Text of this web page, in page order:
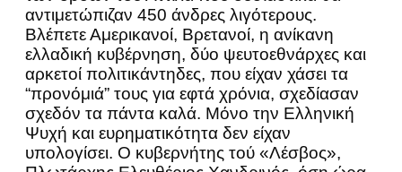
αντιμετώπιζαν 450 άνδρες λιγότερους.
Βλέπετε Αμερικανοί, Βρετανοί, η ανίκανη
ελλαδική κυβέρνηση, δύο ψευτοεθνάρχες και
αρκετοί πολιτικάντηδες, που είχαν χάσει τα
“προνόμιά” τους για εφτά χρόνια, σχεδίασαν
σχεδόν τα πάντα καλά. Μόνο την Ελληνική
Ψυχή και ευρηματικότητα δεν είχαν
υπολογίσει. Ο κυβερνήτης τού «Λέσβος»,